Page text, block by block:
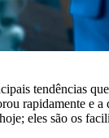
tendências
rapidamente e
eles são os